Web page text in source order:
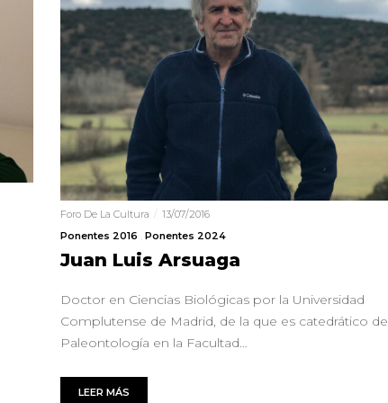
Foro De La Cultura
13/07/2016
Ponentes 2016
Ponentes 2024
Juan Luis Arsuaga
Doctor en Ciencias Biológicas por la Universidad
Complutense de Madrid, de la que es catedrático de
Paleontología en la Facultad…
LEER MÁS